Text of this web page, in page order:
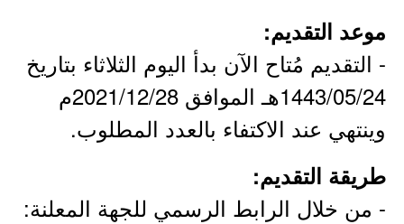
موعد التقديم:
- التقديم مُتاح الآن بدأ اليوم الثلاثاء بتاريخ
1443/05/24هـ الموافق 2021/12/28م
وينتهي عند الاكتفاء بالعدد المطلوب.
طريقة التقديم:
- من خلال الرابط الرسمي للجهة المعلنة: